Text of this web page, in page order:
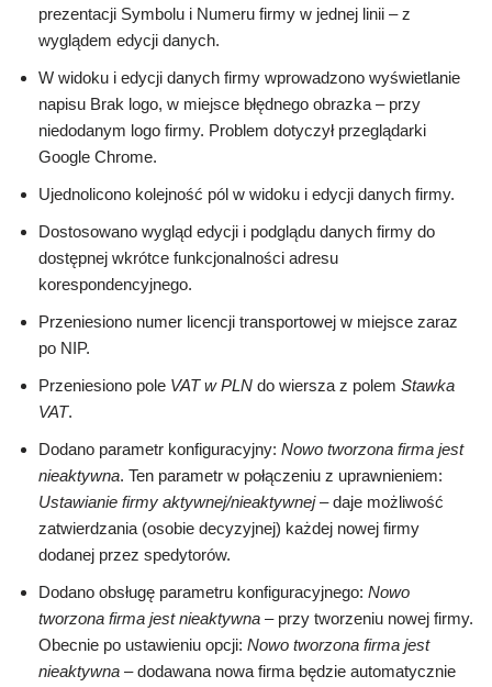
prezentacji Symbolu i Numeru firmy w jednej linii – z
wyglądem edycji danych.
W widoku i edycji danych firmy wprowadzono wyświetlanie
napisu Brak logo, w miejsce błędnego obrazka – przy
niedodanym logo firmy. Problem dotyczył przeglądarki
Google Chrome.
Ujednolicono kolejność pól w widoku i edycji danych firmy.
Dostosowano wygląd edycji i podglądu danych firmy do
dostępnej wkrótce funkcjonalności adresu
korespondencyjnego.
Przeniesiono numer licencji transportowej w miejsce zaraz
po NIP.
Przeniesiono pole VAT w PLN do wiersza z polem Stawka
VAT.
Dodano parametr konfiguracyjny: Nowo tworzona firma jest
nieaktywna. Ten parametr w połączeniu z uprawnieniem:
Ustawianie firmy aktywnej/nieaktywnej– daje możliwość
zatwierdzania (osobie decyzyjnej) każdej nowej firmy
dodanej przez spedytorów.
Dodano obsługę parametru konfiguracyjnego: Nowo
tworzona firma jest nieaktywna – przy tworzeniu nowej firmy.
Obecnie po ustawieniu opcji: Nowo tworzona firma jest
nieaktywna – dodawana nowa firma będzie automatycznie